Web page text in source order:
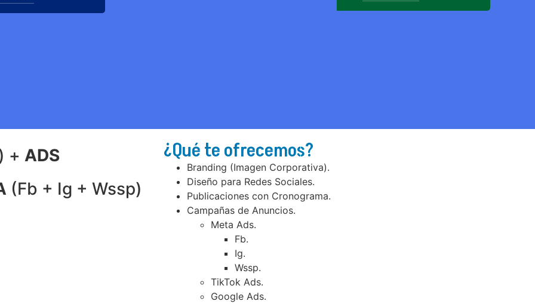
+ ADS
(Fb + Ig + Wssp)
¿Qué te ofrecemos?
Branding (Imagen Corporativa).
Diseño para Redes Sociales.
Publicaciones con Cronograma.
Campañas de Anuncios.
Meta Ads.
Fb.
Ig.
Wssp.
TikTok Ads.
Google Ads.